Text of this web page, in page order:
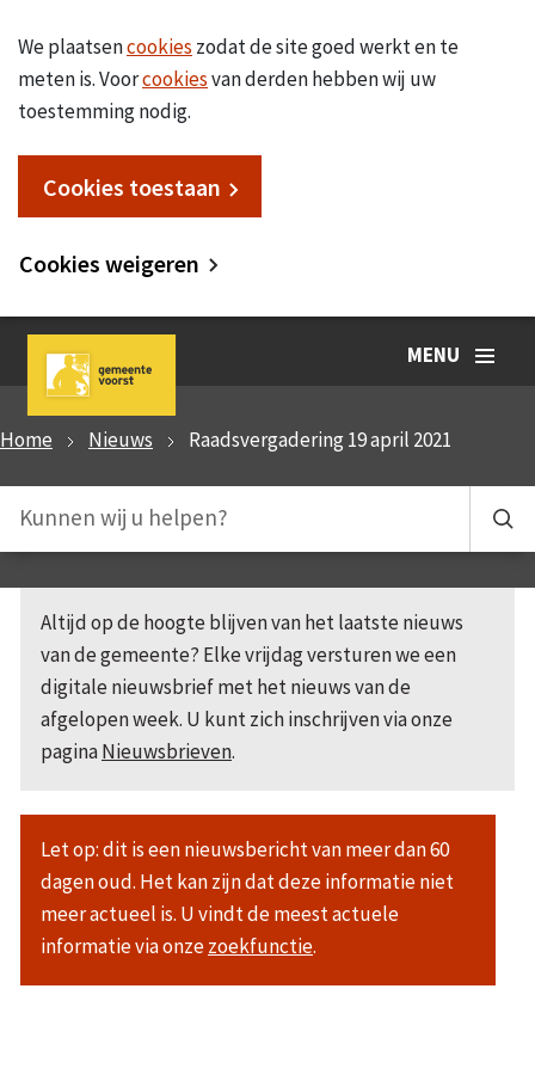
We plaatsencookies zodat de site goed werkt en te
meten is. Voorcookiesvan derden hebben wij uw
toestemming nodig.
Cookies toestaan
Cookies weigeren
MENU
Home Nieuws Raadsvergadering 19 april 2021
Altijd op de hoogte blijven van het laatste nieuws
van de gemeente? Elke vrijdag versturen we een
digitale nieuwsbrief met het nieuws van de
afgelopen week. U kunt zich inschrijven via onze
paginaNieuwsbrieven.
Let op: dit is een nieuwsbericht van meer dan 60
dagen oud. Het kan zijn dat deze informatie niet
meer actueel is. U vindt de meest actuele
informatie via onzezoekfunctie.